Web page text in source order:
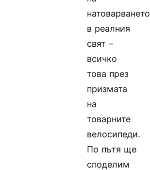
натоварването
в реалния
свят –
всичко
това през
призмата
на
товарните
велосипеди.
По пътя ще
споделим